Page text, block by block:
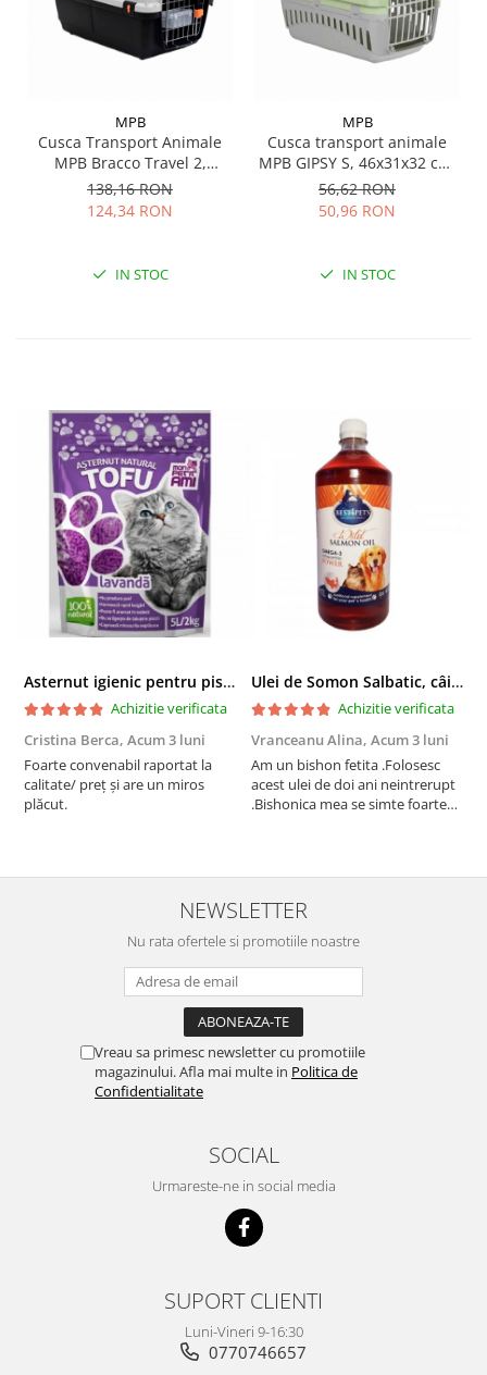
MPB
Cusca Transport Animale
MPB Bracco Travel 2,
certificare IATA, 55x36x35h
cm
138,16 RON
124,34 RON
IN STOC
MPB
Cusca transport animale
MPB GIPSY S, 46x31x32 cm,
usa plastic, verde
56,62 RON
50,96 RON
IN STOC
Asternut igienic pentru pisici Tofu Lavanda, Mon Petit 5 l
Achizitie verificata
Cristina Berca, Acum 3 luni
Foarte convenabil raportat la
calitate/ preț și are un miros
plăcut.
Ulei de Somon Salbatic, câini și pisici, piele si blană, BEST4PETS, 1l
Achizitie verificata
Vranceanu Alina, Acum 3 luni
Am un bishon fetita .Folosesc
acest ulei de doi ani neintrerupt
.Bishonica mea se simte foarte
recomand cu mult drag !
NEWSLETTER
Nu rata ofertele si promotiile noastre
Vreau sa primesc newsletter cu promotiile
magazinului. Afla mai multe in Politica de
Confidentialitate
SOCIAL
Urmareste-ne in social media
SUPORT CLIENTI
Luni-Vineri 9-16:30
0770746657